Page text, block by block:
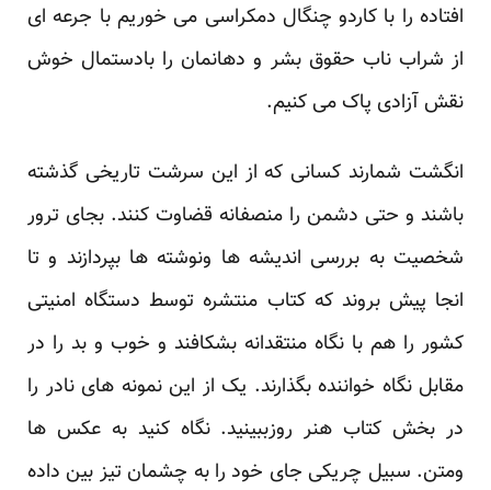
افتاده را با کاردو چنگال دمکراسی می خوریم با جرعه ای
از شراب ناب حقوق ‏بشر و دهانمان را بادستمال خوش
نقش آزادی پاک می کنیم.‏
انگشت شمارند کسانی که از این سرشت تاریخی گذشته
باشند و حتی دشمن را منصفانه قضاوت کنند. بجای ترور
‏شخصیت به بررسی اندیشه ها ونوشته ها بپردازند و تا
انجا پیش بروند که کتاب منتشره توسط دستگاه امنیتی
کشور را ‏هم با نگاه منتقدانه بشکافند و خوب و بد را در
مقابل نگاه خواننده بگذارند. یک از این نمونه های نادر را
در بخش کتاب ‏هنر روزببینید. نگاه کنید به عکس ها
ومتن. سبیل چریکی جای خود را به چشمان تیز بین داده